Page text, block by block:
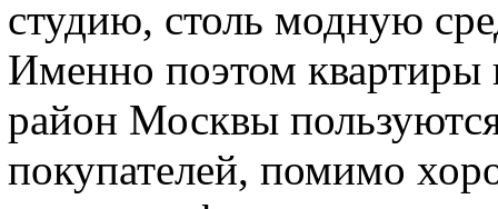
студию, столь модную
Именно поэтом квартиры
район Москвы
покупателей, помимо